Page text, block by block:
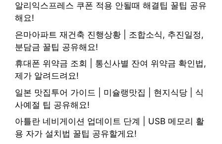
알리익스프레스 쿠폰 적용 안될때 해결팁 꿀팁 공유
해요!
은마아파트 재건축 진행상황 | 조합소식, 추진일정,
분담금 꿀팁 공유해요!
휴대폰 위약금 조회 | 통신사별 잔여 위약금 확인법,
제가 알려드려요!
일본 맛집투어 가이드 | 미슐랭맛집 | 현지식당 | 식
사예절 팁 공유해요!
아틀란 네비게이션 업데이트 단계 | USB 메모리 활
용 자가 설치법 꿀팁 공유할게요!